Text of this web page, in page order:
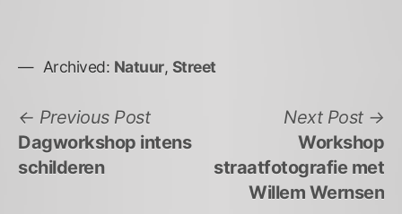
Archived: Natuur, Street
Bericht
navigatie
Previous PostPrevious
post:
Dagworkshop intens
schilderen
Next Post
Workshop
straatfotografie met
Willem Wernsen